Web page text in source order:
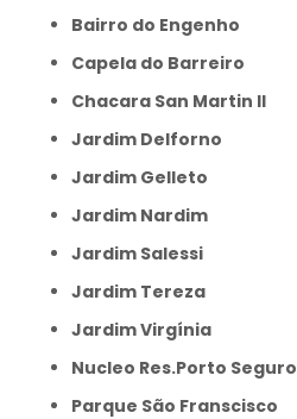
Bairro do Engenho
Capela do Barreiro
Chacara San Martin II
Jardim Delforno
Jardim Gelleto
Jardim Nardim
Jardim Salessi
Jardim Tereza
Jardim Virgínia
Nucleo Res.Porto Seguro
Parque São Franscisco